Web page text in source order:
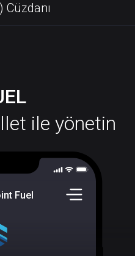
Cüzdanı
ile yönetin
Fuel